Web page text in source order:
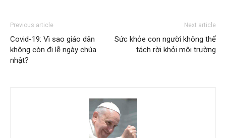
Previous article
Covid-19: Vì sao giáo dân
không còn đi lễ ngày chúa
nhật?
Next article
Sức khỏe con người không thể
tách rời khỏi môi trường